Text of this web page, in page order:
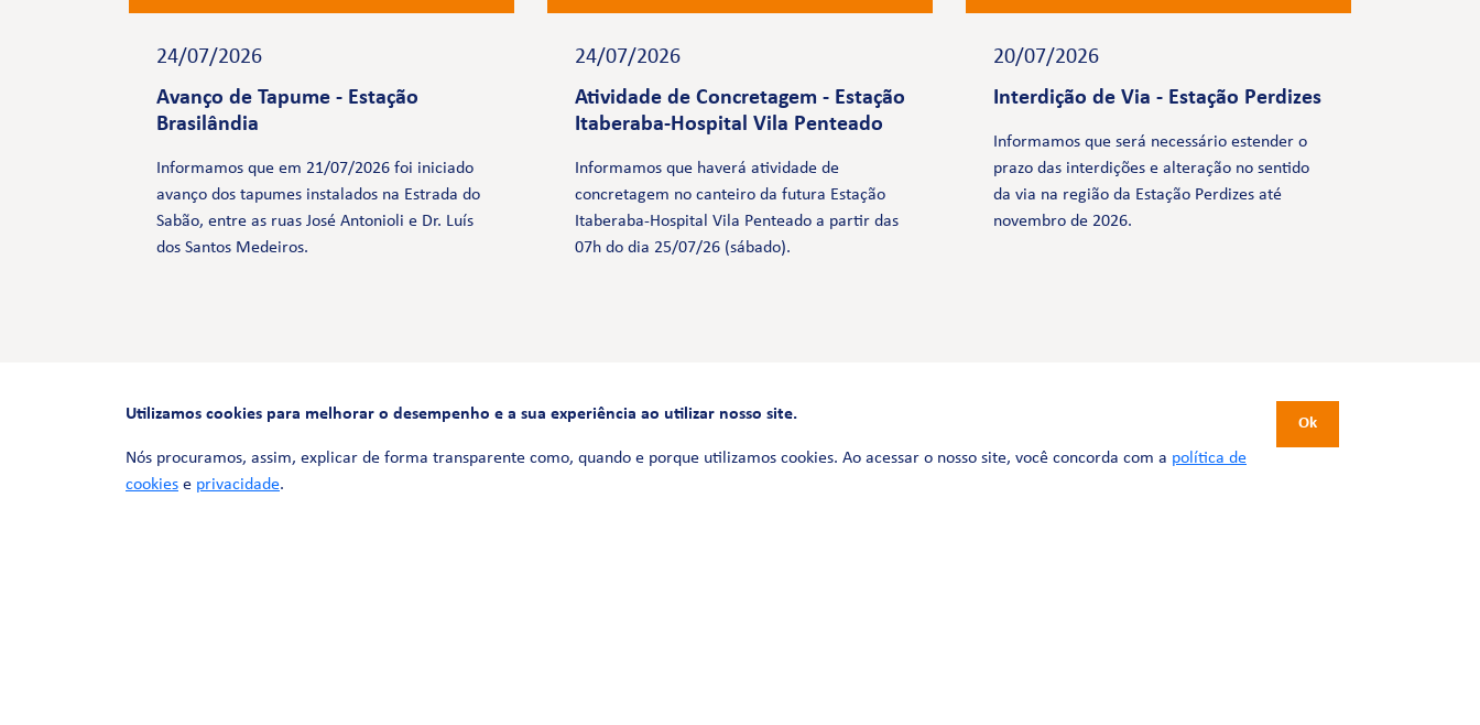
24/07/2026
Avanço de Tapume - Estação
Brasilândia
Informamos que em 21/07/2026 foi iniciado
avanço dos tapumes instalados na Estrada do
Sabão, entre as ruas José Antonioli e Dr. Luís
dos Santos Medeiros.
24/07/2026
Atividade de Concretagem - Estação
Itaberaba-Hospital Vila Penteado
Informamos que haverá atividade de
concretagem no canteiro da futura Estação
Itaberaba-Hospital Vila Penteado a partir das
07h do dia 25/07/26 (sábado).
20/07/2026
Interdição de Via - Estação Perdizes
Informamos que será necessário estender o
prazo das interdições e alteração no sentido
da via na região da Estação Perdizes até
novembro de 2026.
FALE CONOSCO
0800 580 3172
Utilizamos cookies para melhorar o desempenho e a sua experiência ao utilizar nosso site.
Nós procuramos, assim, explicar de forma transparente como, quando e porque utilizamos cookies. Ao acessar o nosso site, você concorda com a política de
cookies e privacidade.
Ok